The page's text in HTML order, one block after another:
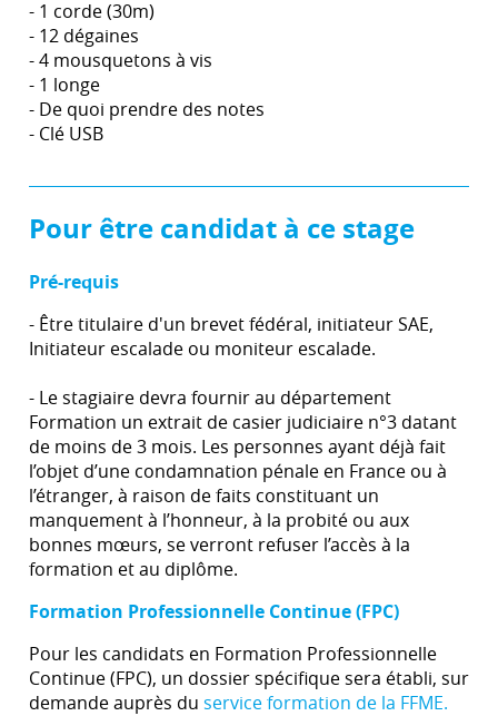
- 1 corde (30m)
- 12 dégaines
- 4 mousquetons à vis
- 1 longe
- De quoi prendre des notes
- Clé USB
Pour être candidat à ce stage
Pré-requis
- Être titulaire d'un brevet fédéral, initiateur SAE,
Initiateur escalade ou moniteur escalade.
- Le stagiaire devra fournir au département
Formation un extrait de casier judiciaire n°3 datant
de moins de 3 mois. Les personnes ayant déjà fait
l’objet d’une condamnation pénale en France ou à
l’étranger, à raison de faits constituant un
manquement à l’honneur, à la probité ou aux
bonnes mœurs, se verront refuser l’accès à la
formation et au diplôme.
Formation Professionnelle Continue (FPC)
Pour les candidats en Formation Professionnelle
Continue (FPC), un dossier spécifique sera établi, sur
demande auprès du service formation de la FFME.